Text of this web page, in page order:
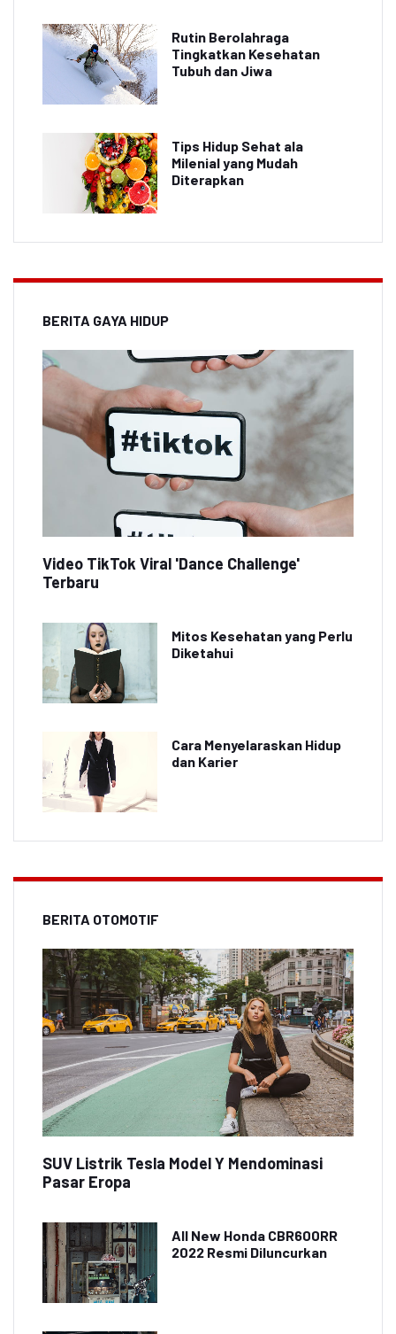
Rutin Berolahraga
Tingkatkan Kesehatan
Tubuh dan Jiwa
Tips Hidup Sehat ala
Milenial yang Mudah
Diterapkan
BERITA GAYA HIDUP
Video TikTok Viral 'Dance Challenge'
Terbaru
Mitos Kesehatan yang Perlu
Diketahui
Cara Menyelaraskan Hidup
dan Karier
BERITA OTOMOTIF
SUV Listrik Tesla Model Y Mendominasi
Pasar Eropa
All New Honda CBR600RR
2022 Resmi Diluncurkan